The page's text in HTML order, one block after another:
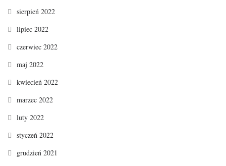
sierpień 2022
lipiec 2022
czerwiec 2022
maj 2022
kwiecień 2022
marzec 2022
luty 2022
styczeń 2022
grudzień 2021